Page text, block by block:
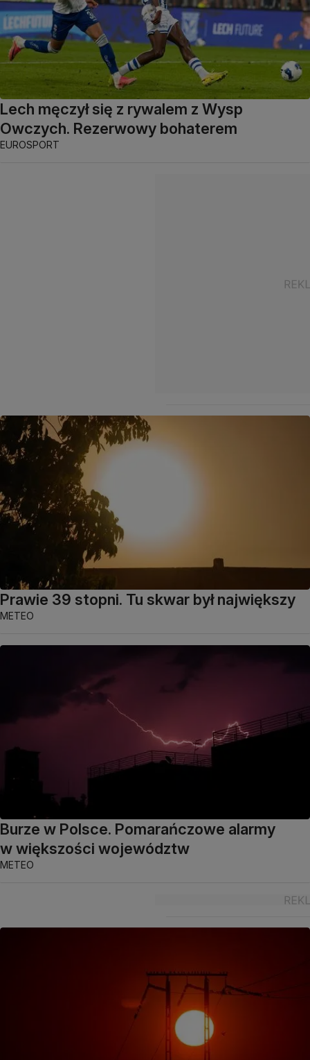
Lech męczył się z rywalem z Wysp
Owczych. Rezerwowy bohaterem
EUROSPORT
Prawie 39 stopni. Tu skwar był największy
METEO
Burze w Polsce. Pomarańczowe alarmy
w większości województw
METEO